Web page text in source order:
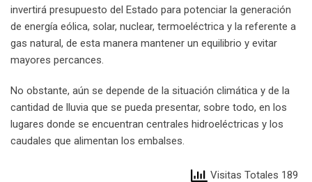
invertirá presupuesto del Estado para potenciar la generación
de energía eólica, solar, nuclear, termoeléctrica y la referente a
gas natural, de esta manera mantener un equilibrio y evitar
mayores percances.
No obstante, aún se depende de la situación climática y de la
cantidad de lluvia que se pueda presentar, sobre todo, en los
lugares donde se encuentran centrales hidroeléctricas y los
caudales que alimentan los embalses.
Visitas Totales 189